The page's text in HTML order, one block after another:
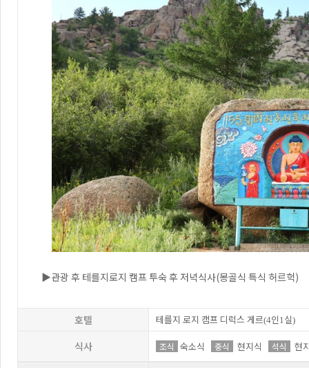
▶관광 후 테를지로지 캠프 투숙 후 저녁식사(몽골식 특식 허르헉)
호텔 테를지 로지 캠프 디럭스 게르(4인 1실)
식사 조식 숙소식 중식 현지식 석식 현